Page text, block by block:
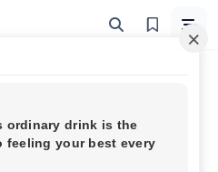
Sama Belum